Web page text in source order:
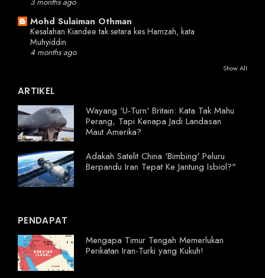
3 months ago
Mohd Sulaiman Othman
Kesalahan Kiandee tak setara kes Hamzah, kata
Muhyiddin
4 months ago
Show All
ARTIKEL
Wayang 'U-Turn' Britain: Kata Tak Mahu
Perang, Tapi Kenapa Jadi Landasan
Maut Amerika?
Adakah Satelit China 'Bimbing' Peluru
Berpandu Iran Tepat Ke Jantung Isbiol?"
PENDAPAT
Mengapa Timur Tengah Memerlukan
Perikatan Iran-Turki yang Kukuh!